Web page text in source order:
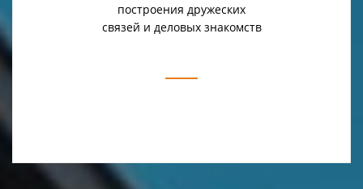
построения дружеских
связей и деловых знакомств